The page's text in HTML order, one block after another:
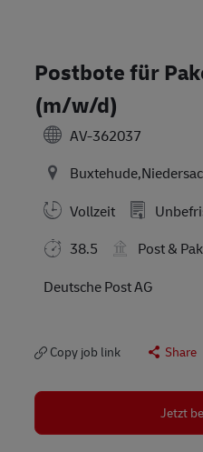
Postbote für
(m/w/d)
AV-362037
Vollzeit
38.5
Post &
Deutsche Post AG
Copy job link Share
Jetzt